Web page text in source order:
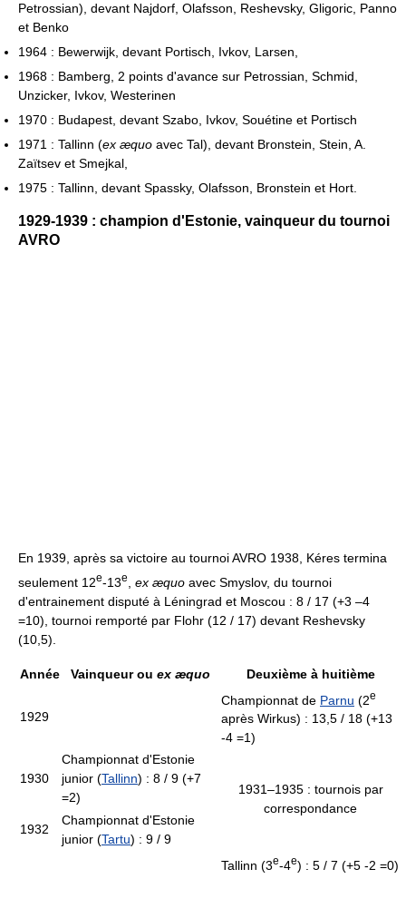
Petrossian), devant Najdorf, Olafsson, Reshevsky, Gligoric, Panno
et Benko
1964 : Bewerwijk, devant Portisch, Ivkov, Larsen,
1968 : Bamberg, 2 points d'avance sur Petrossian, Schmid,
Unzicker, Ivkov, Westerinen
1970 : Budapest, devant Szabo, Ivkov, Souétine et Portisch
1971 : Tallinn (ex æquo avec Tal), devant Bronstein, Stein, A.
Zaïtsev et Smejkal,
1975 : Tallinn, devant Spassky, Olafsson, Bronstein et Hort.
1929-1939 : champion d'Estonie, vainqueur du tournoi
AVRO
En 1939, après sa victoire au tournoi AVRO 1938, Kéres termina
seulement 12e-13e ex æquo avec Smyslov, du tournoi
d'entrainement disputé à Léningrad et Moscou : 8 / 17 (+3 –4
=10), tournoi remporté par Flohr (12 / 17) devant Reshevsky
(10,5).
Année Vainqueur ou ex æquo Deuxième à huitième
1929
Championnat de Parnu (2e
après Wirkus) : 13,5 / 18 (+13
-4 =1)
1930
Championnat d'Estonie
junior (Tallinn) : 8 / 9 (+7
=2)
1931–1935 : tournois par
correspondance
1932
Championnat d'Estonie
junior (Tartu) : 9 / 9
Tallinn (3e-4e) : 5 / 7 (+5 -2 =0)